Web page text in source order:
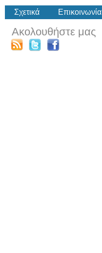
Σχετικά Επικοινωνία
Ακολουθήστε μας